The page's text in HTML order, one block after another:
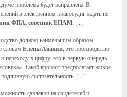
проблема будет исправлена. В
в электронном правосудии ждать не
ФПА, советник ЕПАМ. [...]
должно наименьшим образом
словам Елены Авакян , это производство
к переходу в цифру, это в первую очередь
Такой процесс предполагает живое
состязательность. [...]
давления на свидетелей и